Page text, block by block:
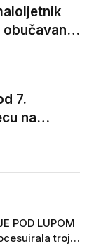
7.
na
kazne
POD LUPOM
troje